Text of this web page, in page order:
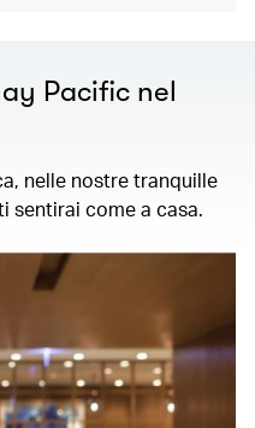
Pacific nel
nelle nostre tranquille
sentirai come a casa.